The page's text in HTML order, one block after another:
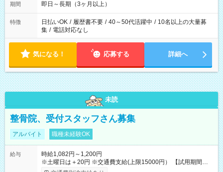
期間 即日～長期（3ヶ月以上）
特徴 日払いOK / 履歴書不要 / 40～50代活躍中 / 10名以上の大量募
集 / 電話対応なし
気になる！ 応募する 詳細へ
未読
整骨院、受付スタッフさん募集
アルバイト 職種未経験OK
給与
時給1,082円～1,200円
※土曜日は＋20円 ※交通費支給(上限15000円） 【試用期間】試
用期間なし